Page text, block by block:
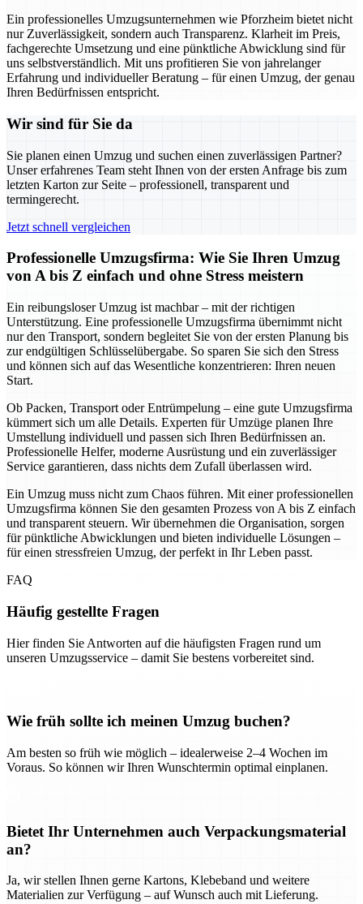
Ein professionelles Umzugsunternehmen wie Pforzheim bietet nicht
nur Zuverlässigkeit, sondern auch Transparenz. Klarheit im Preis,
fachgerechte Umsetzung und eine pünktliche Abwicklung sind für
uns selbstverständlich. Mit uns profitieren Sie von jahrelanger
Erfahrung und individueller Beratung – für einen Umzug, der genau
Ihren Bedürfnissen entspricht.
Wir sind für Sie da
Sie planen einen Umzug und suchen einen zuverlässigen Partner?
Unser erfahrenes Team steht Ihnen von der ersten Anfrage bis zum
letzten Karton zur Seite – professionell, transparent und
termingerecht.
Jetzt schnell vergleichen
Professionelle Umzugsfirma: Wie Sie Ihren Umzug
von A bis Z einfach und ohne Stress meistern
Ein reibungsloser Umzug ist machbar – mit der richtigen
Unterstützung. Eine professionelle Umzugsfirma übernimmt nicht
nur den Transport, sondern begleitet Sie von der ersten Planung bis
zur endgültigen Schlüsselübergabe. So sparen Sie sich den Stress
und können sich auf das Wesentliche konzentrieren: Ihren neuen
Start.
Ob Packen, Transport oder Entrümpelung – eine gute Umzugsfirma
kümmert sich um alle Details. Experten für Umzüge planen Ihre
Umstellung individuell und passen sich Ihren Bedürfnissen an.
Professionelle Helfer, moderne Ausrüstung und ein zuverlässiger
Service garantieren, dass nichts dem Zufall überlassen wird.
Ein Umzug muss nicht zum Chaos führen. Mit einer professionellen
Umzugsfirma können Sie den gesamten Prozess von A bis Z einfach
und transparent steuern. Wir übernehmen die Organisation, sorgen
für pünktliche Abwicklungen und bieten individuelle Lösungen –
für einen stressfreien Umzug, der perfekt in Ihr Leben passt.
FAQ
Häufig gestellte Fragen
Hier finden Sie Antworten auf die häufigsten Fragen rund um
unseren Umzugsservice – damit Sie bestens vorbereitet sind.
Wie früh sollte ich meinen Umzug buchen?
Am besten so früh wie möglich – idealerweise 2–4 Wochen im
Voraus. So können wir Ihren Wunschtermin optimal einplanen.
Bietet Ihr Unternehmen auch Verpackungsmaterial
an?
Ja, wir stellen Ihnen gerne Kartons, Klebeband und weitere
Materialien zur Verfügung – auf Wunsch auch mit Lieferung.